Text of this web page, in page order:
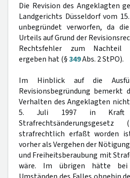
Die Revision des Angeklagten
Landgerichts Düsseldorf vom
unbegründet verworfen, da
Urteils auf Grund der
Rechtsfehler zum Nachteil
ergeben hat (§349Abs. 2 StPO).
Im Hinblick auf die
Revisionsbegründung bemerkt
Verhalten des Angeklagten
5. Juli 1997 in Kraft
strafrechtlich erfaßt worden
vorher als Vergehen der
und Freiheitsberaubung mit
wäre. Im übrigen hätte bei